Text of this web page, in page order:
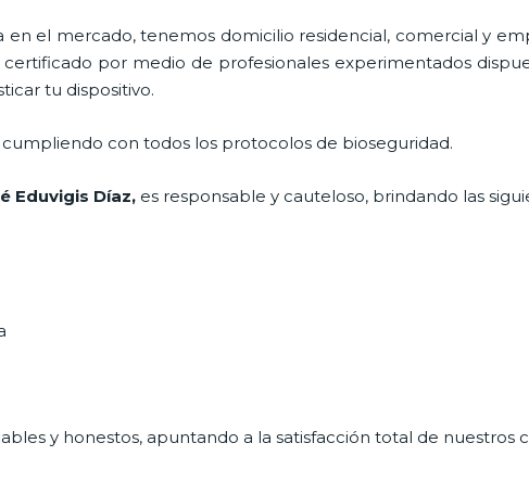
el mercado, tenemos domicilio residencial, comercial y
certificado por medio de profesionales experimentados
tu dispositivo.
con todos los protocolos de bioseguridad.
Eduvigis Díaz, es responsable y cauteloso, brindando las
y honestos, apuntando a la satisfacción total de nuestros